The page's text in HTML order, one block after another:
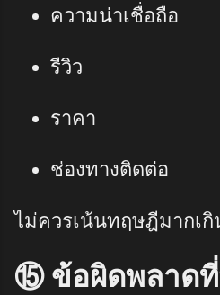
ความน่าเชื่อถือ
รีวิว
ราคา
ช่องทางติดต่อ
ไม่ควรเน้นทฤษฎีมากเกิ
⑮ ข้อผิดพลาด